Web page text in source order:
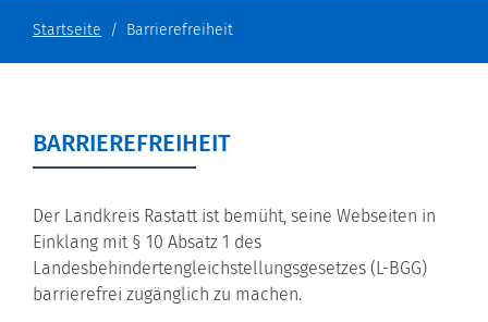
Startseite Barrierefreiheit
BARRIEREFREIHEIT
Der Landkreis Rastatt ist bemüht, seine Webseiten in
Einklang mit § 10 Absatz 1 des
Landesbehindertengleichstellungsgesetzes (L-BGG)
barrierefrei zugänglich zu machen.